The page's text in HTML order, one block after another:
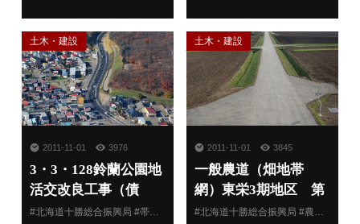
土木・建設
2011-11-01 3976
3・3・128鈴蘭公園地
活交改良工事（債
務）
#北海道十勝総合振興局 #帯広建設管理部 #音更町 #道路
土木・建設
2011-11-01 3845
一般農道（畑地帯
網）東栄3期地区 第
51工区